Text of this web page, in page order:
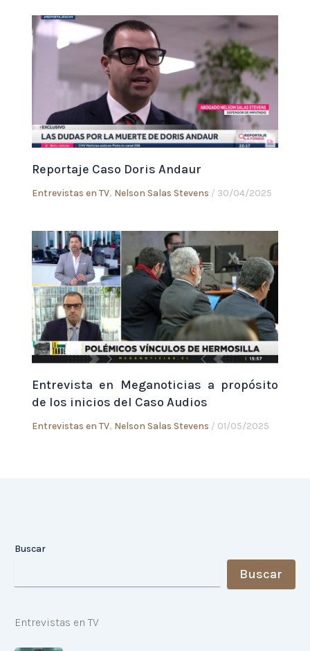
Reportaje Caso Doris Andaur
Entrevistas en TV, Nelson Salas Stevens / 30/04/2025
Entrevista en Meganoticias a propósito
de los inicios del Caso Audios
Entrevistas en TV, Nelson Salas Stevens / 01/05/2025
Buscar
Buscar
Entrevistas en TV